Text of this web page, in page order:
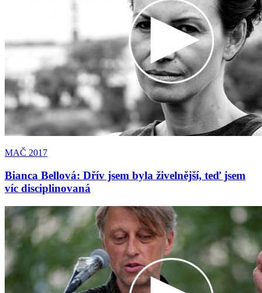
MAČ 2017
Bianca Bellová: Dřív jsem byla živelnější, teď jsem
víc disciplinovaná